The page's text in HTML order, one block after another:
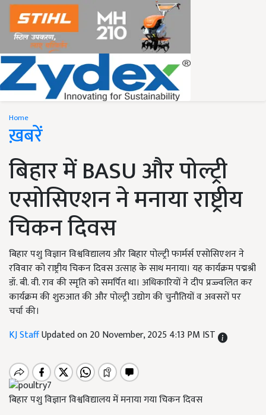
Home
ख़बरें
बिहार में BASU और पोल्ट्री
एसोसिएशन ने मनाया राष्ट्रीय
चिकन दिवस
बिहार पशु विज्ञान विश्वविद्यालय और बिहार पोल्ट्री फार्मर्स एसोसिएशन ने
रविवार को राष्ट्रीय चिकन दिवस उत्साह के साथ मनाया। यह कार्यक्रम पद्मश्री
डॉ. बी. वी. राव की स्मृति को समर्पित था। अधिकारियों ने दीप प्रज्ज्वलित कर
कार्यक्रम की शुरुआत की और पोल्ट्री उद्योग की चुनौतियों व अवसरों पर
चर्चा की।
KJ StaffUpdated on 20 November, 2025 4:13 PM IST
बिहार पशु विज्ञान विश्वविद्यालय में मनाया गया चिकन दिवस